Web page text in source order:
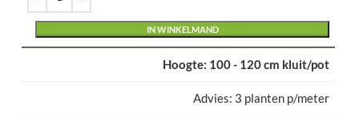
IN WINKELMAND
100 - 120 cm kluit/pot
3 planten p/meter